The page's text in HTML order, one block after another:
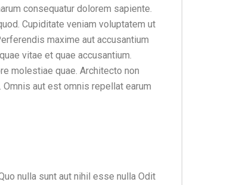
consequatur dolorem sapiente.
Cupiditate veniam voluptatem ut
maxime aut accusantium
vitae et quae accusantium.
molestiae quae. Architecto non
aut est omnis repellat earum
nulla sunt aut nihil esse nulla Odit